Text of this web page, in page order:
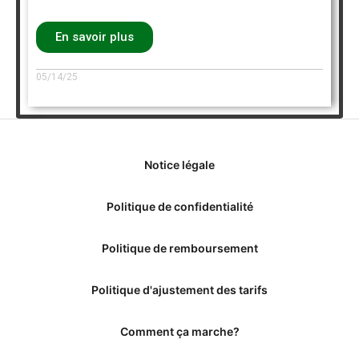
En savoir plus
05/14/25
Notice légale
Politique de confidentialité
Politique de remboursement
Politique d'ajustement des tarifs
Comment ça marche?